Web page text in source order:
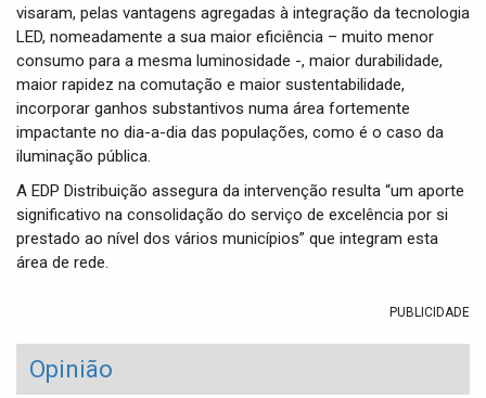
visaram, pelas vantagens agregadas à integração da tecnologia
LED, nomeadamente a sua maior eficiência – muito menor
consumo para a mesma luminosidade -, maior durabilidade,
maior rapidez na comutação e maior sustentabilidade,
incorporar ganhos substantivos numa área fortemente
impactante no dia-a-dia das populações, como é o caso da
iluminação pública.
A EDP Distribuição assegura da intervenção resulta “um aporte
significativo na consolidação do serviço de excelência por si
prestado ao nível dos vários municípios” que integram esta
área de rede.
PUBLICIDADE
Opinião